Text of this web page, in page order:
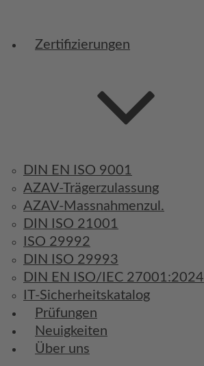
Zertifizierungen
DIN EN ISO 9001
AZAV-Trägerzulassung
AZAV-Massnahmenzul.
DIN ISO 21001
ISO 29992
DIN ISO 29993
DIN EN ISO/IEC 27001:2024
IT-Sicherheitskatalog
Prüfungen
Neuigkeiten
Über uns